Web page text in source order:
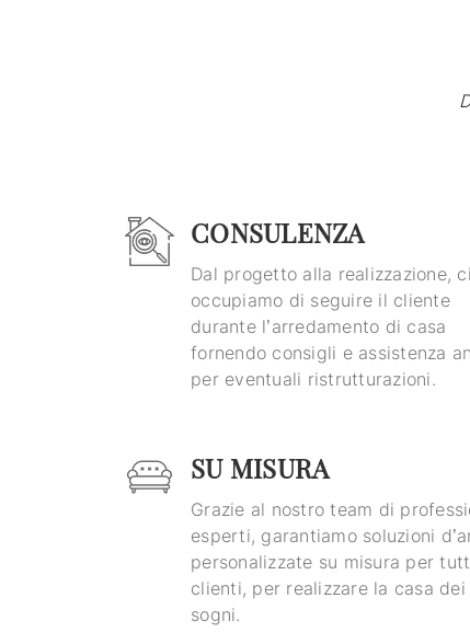
CONSULENZA
Dal progetto alla realizzazione, ci
occupiamo di seguire il cliente
durante l’arredamento di casa
fornendo consigli e assistenza
per eventuali ristrutturazioni.
SU MISURA
Grazie al nostro team di
esperti, garantiamo soluzioni
personalizzate su misura per
clienti, per realizzare la casa dei
sogni.